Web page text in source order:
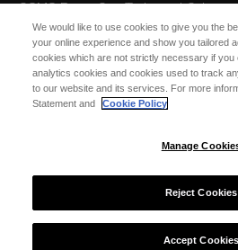
AUSTRALIA/OCEANIA
COMO The Treasury, Perth
We would like to use cookies to give you the
your online experience and show you tailored
cookies which are not strictly necessary if you
analytics cookies and cookies used to track
to our website and its services. For more
Statement and
Cookie Policy
Manage
Reject Cookies
Accept Cookies